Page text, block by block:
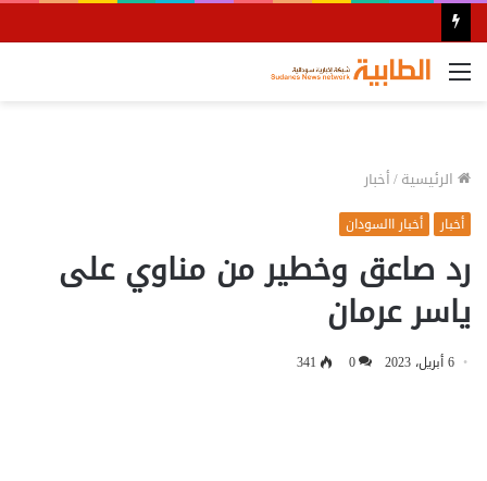
القائمة
الرئيسية/أخبار
أخبار أخبار االسودان
رد صاعق وخطير من مناوي على
ياسر عرمان
6 أبريل، 2023 0
341